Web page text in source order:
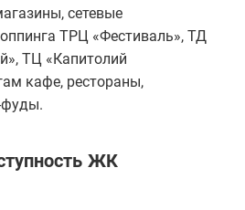
сетевые
ТРЦ «Фестиваль», ТД
ТЦ «Капитолий
кафе, рестораны,
фуды.
ЖК